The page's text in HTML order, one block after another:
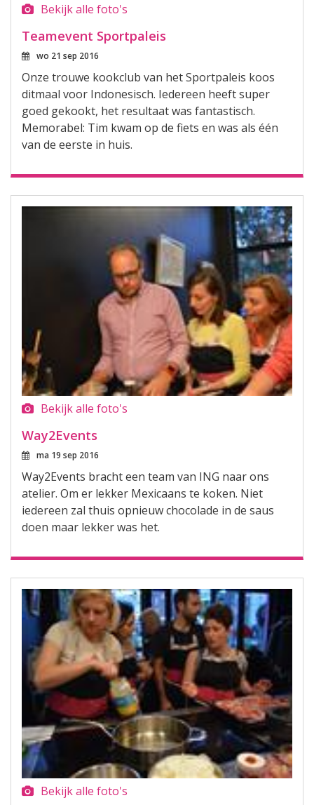
Bekijk alle foto's
Teamevent Sportpaleis
wo 21 sep 2016
Onze trouwe kookclub van het Sportpaleis koos
ditmaal voor Indonesisch. Iedereen heeft super
goed gekookt, het resultaat was fantastisch.
Memorabel: Tim kwam op de fiets en was als één
van de eerste in huis.
Bekijk alle foto's
Way2Events
ma 19 sep 2016
Way2Events bracht een team van ING naar ons
atelier. Om er lekker Mexicaans te koken. Niet
iedereen zal thuis opnieuw chocolade in de saus
doen maar lekker was het.
Bekijk alle foto's